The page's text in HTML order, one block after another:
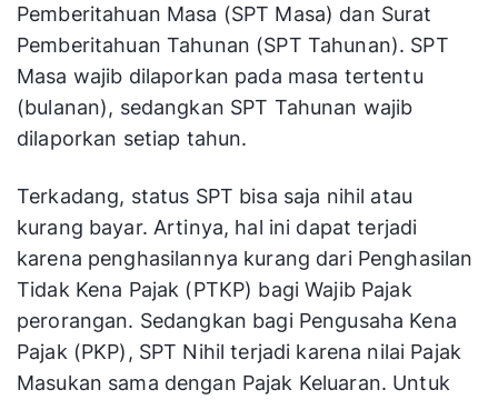
Pemberitahuan Masa (SPT Masa) dan Surat
Pemberitahuan Tahunan (SPT Tahunan). SPT
Masa wajib dilaporkan pada masa tertentu
(bulanan), sedangkan SPT Tahunan wajib
dilaporkan setiap tahun.
Terkadang, status SPT bisa saja nihil atau
kurang bayar. Artinya, hal ini dapat terjadi
karena penghasilannya kurang dari Penghasilan
Tidak Kena Pajak (PTKP) bagi Wajib Pajak
perorangan. Sedangkan bagi Pengusaha Kena
Pajak (PKP), SPT Nihil terjadi karena nilai Pajak
Masukan sama dengan Pajak Keluaran. Untuk